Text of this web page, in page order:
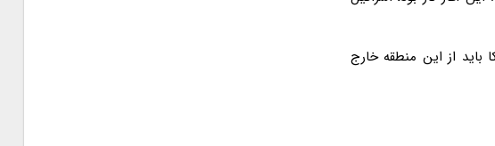
باید از این منطقه خارج